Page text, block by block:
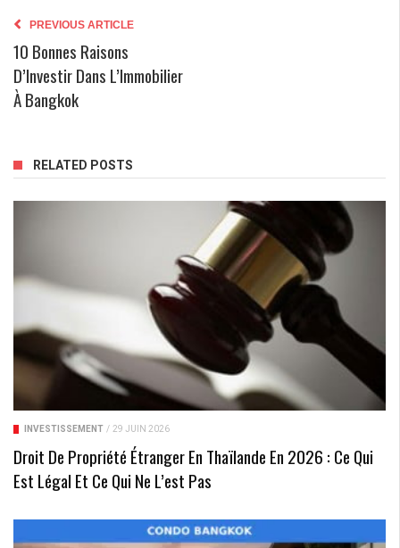
PREVIOUS ARTICLE
10 Bonnes Raisons
D’Investir Dans L’Immobilier
À Bangkok
RELATED POSTS
INVESTISSEMENT / 29 JUIN 2026
Droit De Propriété Étranger En Thaïlande En 2026 : Ce Qui
Est Légal Et Ce Qui Ne L’est Pas